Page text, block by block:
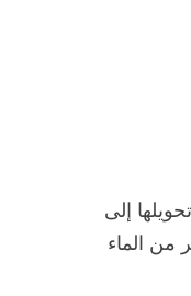
إلى
من الماء